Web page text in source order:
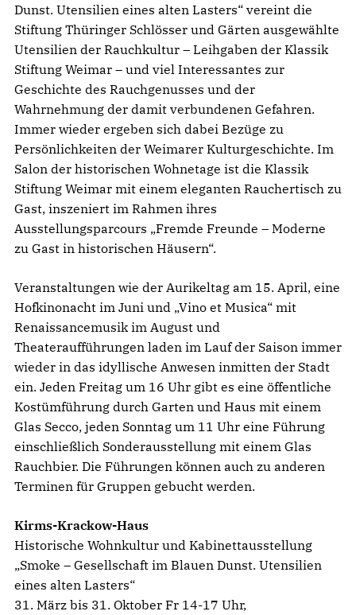
Dunst. Utensilien eines alten Lasters“ vereint die
Stiftung Thüringer Schlösser und Gärten ausgewählte
Utensilien der Rauchkultur – Leihgaben der Klassik
Stiftung Weimar – und viel Interessantes zur
Geschichte des Rauchgenusses und der
Wahrnehmung der damit verbundenen Gefahren.
Immer wieder ergeben sich dabei Bezüge zu
Persönlichkeiten der Weimarer Kulturgeschichte. Im
Salon der historischen Wohnetage ist die Klassik
Stiftung Weimar mit einem eleganten Rauchertisch zu
Gast, inszeniert im Rahmen ihres
Ausstellungsparcours „Fremde Freunde – Moderne
zu Gast in historischen Häusern“.
Veranstaltungen wie der Aurikeltag am 15. April, eine
Hofkinonacht im Juni und „Vino et Musica“ mit
Renaissancemusik im August und
Theateraufführungen laden im Lauf der Saison immer
wieder in das idyllische Anwesen inmitten der Stadt
ein. Jeden Freitag um 16 Uhr gibt es eine öffentliche
Kostümführung durch Garten und Haus mit einem
Glas Secco, jeden Sonntag um 11 Uhr eine Führung
einschließlich Sonderausstellung mit einem Glas
Rauchbier. Die Führungen können auch zu anderen
Terminen für Gruppen gebucht werden.
Kirms-Krackow-Haus
Historische Wohnkultur und Kabinettausstellung
„Smoke – Gesellschaft im Blauen Dunst. Utensilien
eines alten Lasters“
31. März bis 31. Oktober Fr 14-17 Uhr,